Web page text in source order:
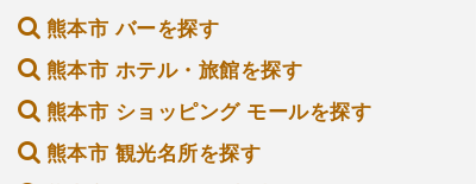
熊本市 バーを探す
熊本市 ホテル・旅館を探す
熊本市 ショッピング モールを探す
熊本市 観光名所を探す